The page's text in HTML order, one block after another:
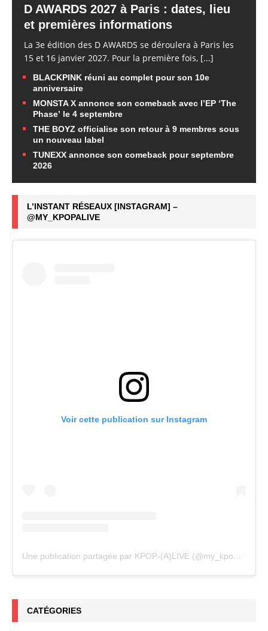
D AWARDS 2027 à Paris : dates, lieu
et premières informations
La 3e édition des D AWARDS se déroulera à Paris les
15 et 16 janvier 2027. Pour la première fois, [...]
BLACKPINK réuni au complet pour son 10e
anniversaire
MONSTA X annonce son comeback avec l’EP ‘The
Phase’ le 4 septembre
THE BOYZ officialise son retour à 9 membres sous
un nouveau label
TUNEXX annonce son comeback pour septembre
2026
L’INSTANT RÉSEAUX [INSTAGRAM] –
@MY_KPOPALIVE
Voir cette publication sur Instagram
Une publication partagée par KPOP-(A)LIVE (@my_kpopalive)
CATÉGORIES